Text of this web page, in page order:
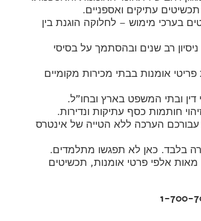
עתיקים ואספניים.
בערכי מימוש – לחלוקה הוגנת בין
רב שנים ובהסתמך על בסיסי
פריטי אומנות בבתי מכירות מקומיים
ובתי המשפט בארץ ובחו"ל.
חותמות כסף עתיקות ונדירות.
עבורכם הערכה ללא הטייה של אינטרס
בלבד. כאן לא תפגשו מתלמדים.
של מאות אלפי פרטי אומנות, תכשיטים
1-700-